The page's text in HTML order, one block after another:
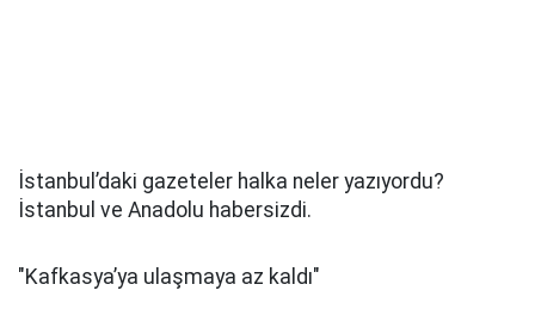
İstanbul’daki gazeteler halka neler yazıyordu?
İstanbul ve Anadolu habersizdi.
"Kafkasya’ya ulaşmaya az kaldı"